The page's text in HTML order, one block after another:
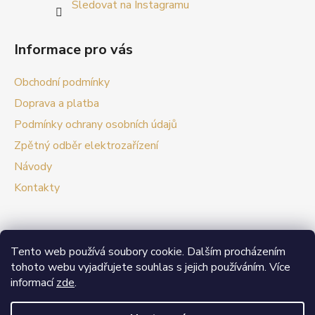
Tento web používá soubory cookie. Dalším procházením
tohoto webu vyjadřujete souhlas s jejich používáním. Více
informacízde.
Sledovat na Instagramu
Informace pro vás
Obchodní podmínky
Doprava a platba
Podmínky ochrany osobních údajů
Zpětný odběr elektrozařízení
Návody
Kontakty
Prezentační web Smart vypínače
V případě zájmu o velkoobchodní spolupráci nás
neváhejte kontaktovat.